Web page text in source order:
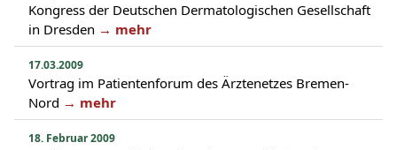
Kongress der Deutschen Dermatologischen Gesellschaft
in Dresden → mehr
17.03.2009
Vortrag im Patientenforum des Ärztenetzes Bremen-
Nord → mehr
18. Februar 2009